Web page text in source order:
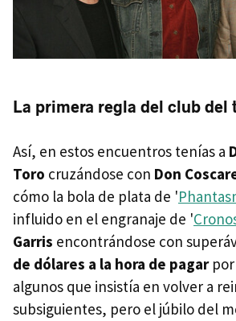
La primera regla del club del
Así, en estos encuentros tenías a
Toro cruzándose con Don
cómo la bola de plata de '
influido en el engranaje de '
Garris encontrándose con
de dólares a la hora de pagarpor
algunos que insistía en volver a
subsiguientes, pero el júbilo del